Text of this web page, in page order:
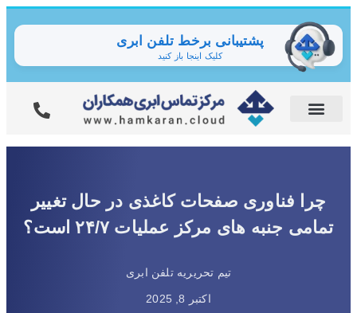
پشتیبانی برخط تلفن ابری
کلیک اینجا باز کنید
چرا فناوری صفحات کاغذی در حال تغییر
تمامی جنبه های مرکز عملیات ۲۴/۷ است؟
تیم تحریریه تلفن ابری
اکتبر 8, 2025